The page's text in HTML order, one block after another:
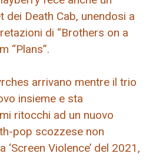
dei Death Cab, unendosi a
di “Brothers on a
“Plans”.
arrivano mentre il trio
insieme e sta
ritocchi ad un nuovo
pop scozzese non
Violence’ del 2021,